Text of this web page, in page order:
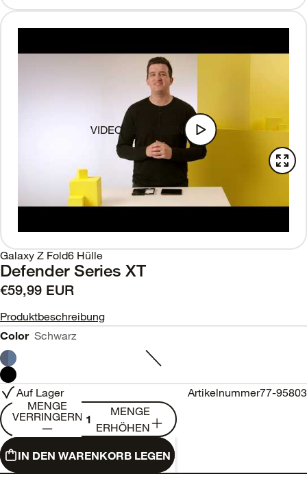
VIDEO ABSPIELEN
Galaxy Z Fold6 Hülle
Defender Series XT
€59,99 EUR
Produktbeschreibung
Color Schwarz
Auf Lager Artikelnummer77-95803
MENGE
VERRINGERN
MENGE
ERHÖHEN
IN DEN WARENKORB LEGEN